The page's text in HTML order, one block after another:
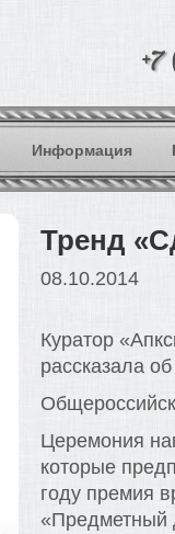
Информация
Тренд
08.10.2014
Куратор
рассказала
Церемония
которые
году премия
«Предметный